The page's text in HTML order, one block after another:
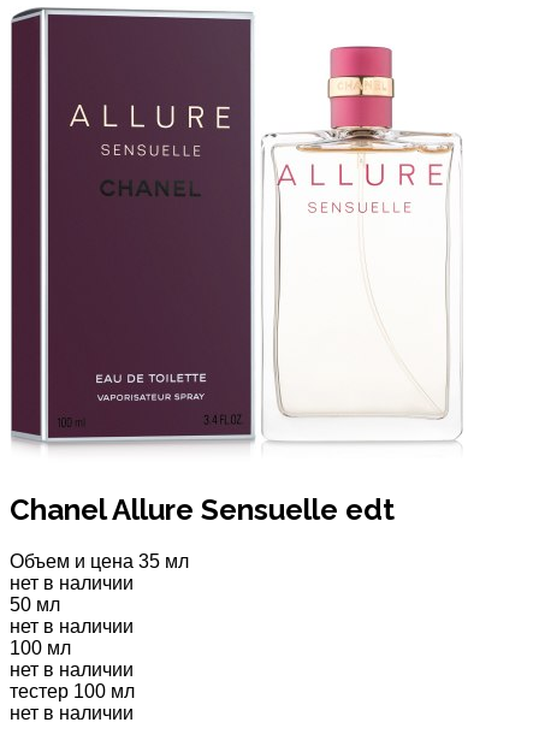
Chanel Allure Sensuelle edt
Объем и цена 35 мл
нет в наличии
50 мл
нет в наличии
100 мл
нет в наличии
тестер 100 мл
нет в наличии